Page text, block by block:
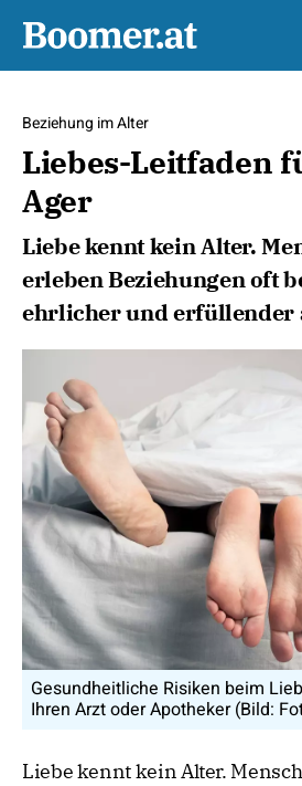
Beziehung im Alter
Liebes-Leitfaden
Ager
Liebe kennt kein Alter.
erleben Beziehungen oft
ehrlicher und erfüllender
Gesundheitliche Risiken beim
Ihren Arzt oder Apotheker (Bild:
Liebe kennt kein Alter.